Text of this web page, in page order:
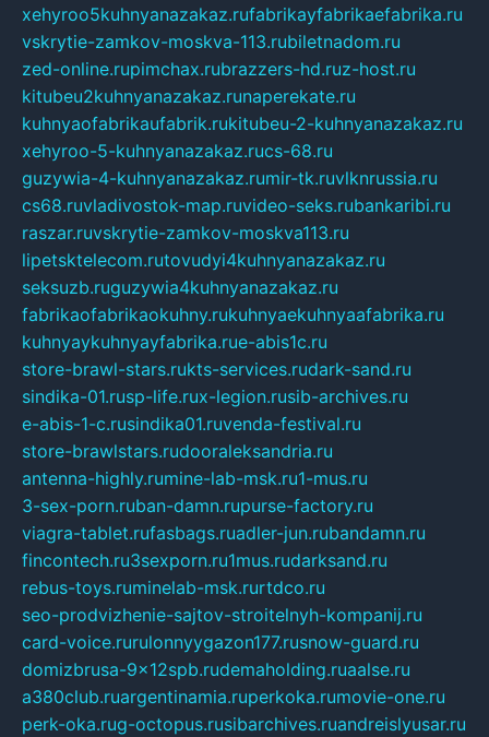
xehyroo5kuhnyanazakaz.rufabrikayfabrikaefabrika.ru
vskrytie-zamkov-moskva-113.rubiletnadom.ru
zed-online.rupimchax.rubrazzers-hd.ruz-host.ru
kitubeu2kuhnyanazakaz.runaperekate.ru
kuhnyaofabrikaufabrik.rukitubeu-2-kuhnyanazakaz.ru
xehyroo-5-kuhnyanazakaz.rucs-68.ru
guzywia-4-kuhnyanazakaz.rumir-tk.ruvlknrussia.ru
cs68.ruvladivostok-map.ruvideo-seks.rubankaribi.ru
raszar.ruvskrytie-zamkov-moskva113.ru
lipetsktelecom.rutovudyi4kuhnyanazakaz.ru
seksuzb.ruguzywia4kuhnyanazakaz.ru
fabrikaofabrikaokuhny.rukuhnyaekuhnyaafabrika.ru
kuhnyaykuhnyayfabrika.rue-abis1c.ru
store-brawl-stars.rukts-services.rudark-sand.ru
sindika-01.rusp-life.rux-legion.rusib-archives.ru
e-abis-1-c.rusindika01.ruvenda-festival.ru
store-brawlstars.rudooraleksandria.ru
antenna-highly.rumine-lab-msk.ru1-mus.ru
3-sex-porn.ruban-damn.rupurse-factory.ru
viagra-tablet.rufasbags.ruadler-jun.rubandamn.ru
fincontech.ru3sexporn.ru1mus.rudarksand.ru
rebus-toys.ruminelab-msk.rurtdco.ru
seo-prodvizhenie-sajtov-stroitelnyh-kompanij.ru
card-voice.rurulonnyygazon177.rusnow-guard.ru
domizbrusa-9x12spb.rudemaholding.ruaalse.ru
a380club.ruargentinamia.ruperkoka.rumovie-one.ru
perk-oka.rug-octopus.rusibarchives.ruandreislyusar.ru